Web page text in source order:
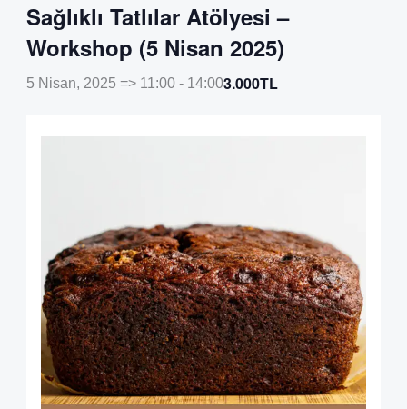
Sağlıklı Tatlılar Atölyesi –
Workshop (5 Nisan 2025)
5 Nisan, 2025 => 11:00- 14:003.000TL